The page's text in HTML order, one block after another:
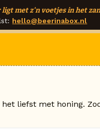
ligt met z'n voetjes in het
hello@beerinabox.nl
het liefst met honing.